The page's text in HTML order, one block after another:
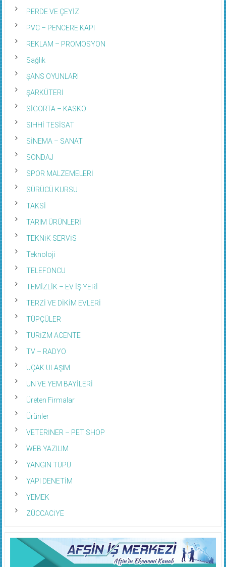
PERDE VE ÇEYİZ
PVC – PENCERE KAPI
REKLAM – PROMOSYON
Sağlık
ŞANS OYUNLARI
ŞARKÜTERİ
SİGORTA – KASKO
SIHHİ TESİSAT
SİNEMA – SANAT
SONDAJ
SPOR MALZEMELERİ
SÜRÜCÜ KURSU
TAKSİ
TARIM ÜRÜNLERİ
TEKNİK SERVİS
Teknoloji
TELEFONCU
TEMİZLİK – EV İŞ YERİ
TERZİ VE DİKİM EVLERİ
TÜPÇÜLER
TURİZM ACENTE
TV – RADYO
UÇAK ULAŞIM
UN VE YEM BAYİLERİ
Üreten Firmalar
Ürünler
VETERİNER – PET SHOP
WEB YAZILIM
YANGIN TÜPÜ
YAPI DENETİM
YEMEK
ZÜCCACİYE